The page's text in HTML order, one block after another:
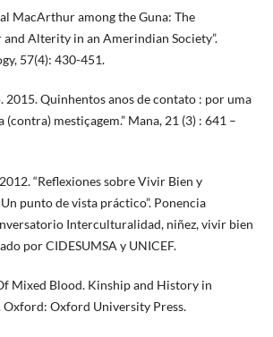
MacArthur among the Guna: The
Alterity in an Amerindian Society”.
57(4): 430-451.
Quinhentos anos de contato : por uma
mestiçagem.” Mana, 21 (3) : 641 –
“Reflexiones sobre Vivir Bien y
punto de vista práctico”. Ponencia
Interculturalidad, niñez, vivir bien
por CIDESUMSA y UNICEF.
Mixed Blood. Kinship and History in
Oxford: Oxford University Press.